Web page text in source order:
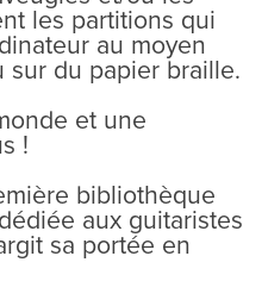
les partitions qui
au moyen
sur du papier braille.
et une
!
bibliothèque
aux guitaristes
sa portée en